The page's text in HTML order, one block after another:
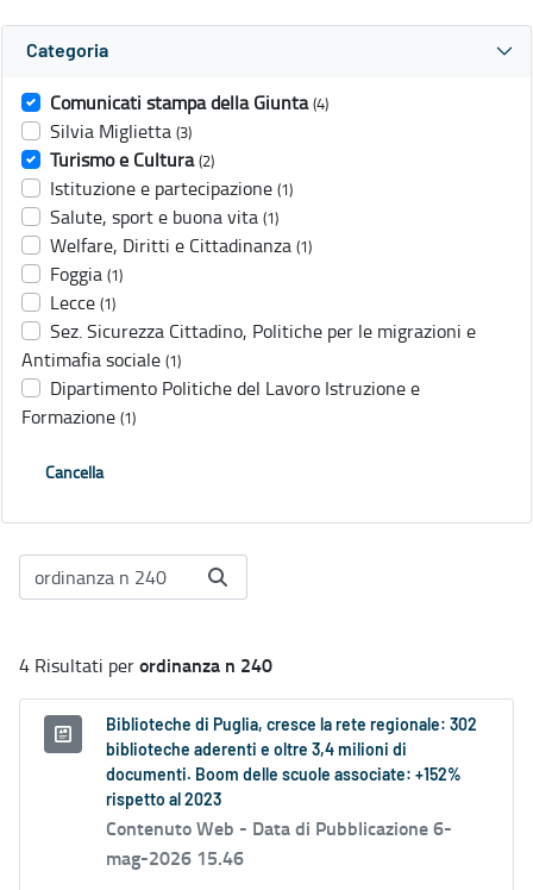
Categoria
Comunicati stampa della Giunta (4)
Silvia Miglietta (3)
Turismo e Cultura (2)
Istituzione e partecipazione (1)
Salute, sport e buona vita (1)
Welfare, Diritti e Cittadinanza (1)
Foggia (1)
Lecce (1)
Sez. Sicurezza Cittadino, Politiche per le migrazioni e
Antimafia sociale (1)
Dipartimento Politiche del Lavoro Istruzione e
Formazione (1)
Cancella
4 Risultati perordinanza n 240
Biblioteche di Puglia, cresce la rete regionale: 302
biblioteche aderenti e oltre 3,4 milioni di
documenti. Boom delle scuole associate: +152%
rispetto al 2023
Contenuto Web - Data di Pubblicazione 6-
mag-2026 15.46